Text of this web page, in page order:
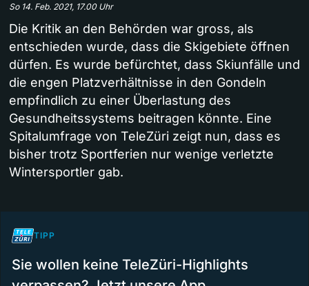
So 14. Feb. 2021, 17.00 Uhr
Die Kritik an den Behörden war gross, als
entschieden wurde, dass die Skigebiete öffnen
dürfen. Es wurde befürchtet, dass Skiunfälle und
die engen Platzverhältnisse in den Gondeln
empfindlich zu einer Überlastung des
Gesundheitssystems beitragen könnte. Eine
Spitalumfrage von TeleZüri zeigt nun, dass es
bisher trotz Sportferien nur wenige verletzte
Wintersportler gab.
TIPP
Sie wollen keine TeleZüri-Highlights